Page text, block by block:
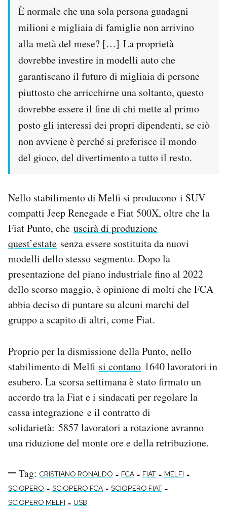
È normale che una sola persona guadagni
milioni e migliaia di famiglie non arrivino
alla metà del mese? […] La proprietà
dovrebbe investire in modelli auto che
garantiscano il futuro di migliaia di persone
piuttosto che arricchirne una soltanto, questo
dovrebbe essere il fine di chi mette al primo
posto gli interessi dei propri dipendenti, se ciò
non avviene è perché si preferisce il mondo
del gioco, del divertimento a tutto il resto.
Nello stabilimento di Melfi si producono i SUV
compatti Jeep Renegade e Fiat 500X, oltre che la
Fiat Punto, che uscirà di produzione
quest’estate senza essere sostituita da nuovi
modelli dello stesso segmento. Dopo la
presentazione del piano industriale fino al 2022
dello scorso maggio, è opinione di molti che FCA
abbia deciso di puntare su alcuni marchi del
gruppo a scapito di altri, come Fiat.
Proprio per la dismissione della Punto, nello
stabilimento di Melfi si contano 1640 lavoratori in
esubero. La scorsa settimana è stato firmato un
accordo tra la Fiat e i sindacati per regolare la
cassa integrazione e il contratto di
solidarietà: 5857 lavoratori a rotazione avranno
una riduzione del monte ore e della retribuzione.
Tag: CRISTIANO RONALDO - FCA - FIAT - MELFI -
SCIOPERO - SCIOPERO FCA - SCIOPERO FIAT -
SCIOPERO MELFI - USB